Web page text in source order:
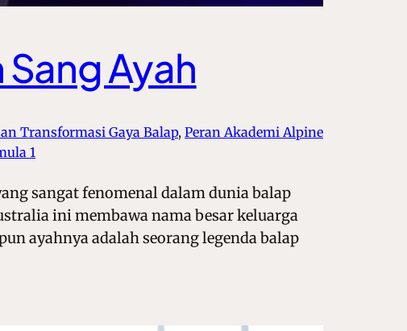
Ayah
Transformasi Gaya Balap, Peran Akademi Alpine
1
sangat fenomenal dalam dunia balap
ini membawa nama besar keluarga
ayahnya adalah seorang legenda balap